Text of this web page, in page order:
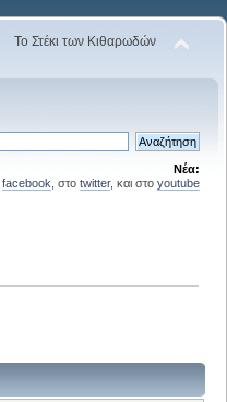
Το Στέκι των Κιθαρωδών
Νέα:
facebook , στο twitter, και στο youtube